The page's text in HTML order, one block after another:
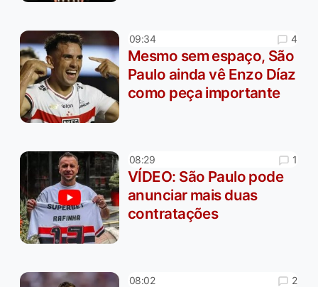
09:34 4
Mesmo sem espaço, São
Paulo ainda vê Enzo Díaz
como peça importante
08:29 1
VÍDEO: São Paulo pode
anunciar mais duas
contratações
08:02 2